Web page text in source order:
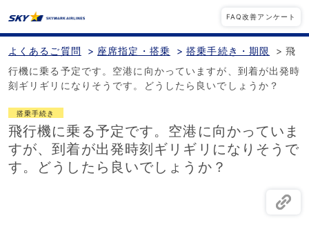
FAQ改善アンケート
よくあるご質問 > 座席指定・搭乗 > 搭乗手続き・期限 > 飛
行機に乗る予定です。空港に向かっていますが、到着が出発時
刻ギリギリになりそうです。どうしたら良いでしょうか？
搭乗手続き
飛行機に乗る予定です。空港に向かっていま
すが、到着が出発時刻ギリギリになりそうで
す。どうしたら良いでしょうか？